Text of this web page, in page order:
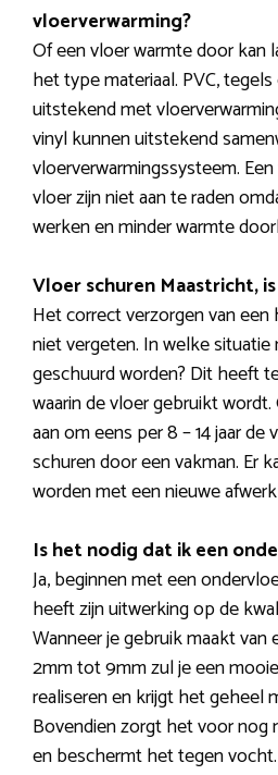
vloerverwarming?
Of een vloer warmte door kan
het type materiaal. PVC,
uitstekend met
vinyl kunnen uitstekend
vloerverwarmingssysteem.
vloer zijn niet aan te raden
werken en minder warmte
Vloer schuren Maastricht,
Het correct verzorgen van
niet vergeten. In welke
geschuurd worden? Dit heeft
waarin de vloer gebruikt
aan om eens per 8 – 14 jaar
schuren door een vakman. Er
worden met een nieuwe
Is het nodig dat ik een
Ja, beginnen met een
heeft zijn uitwerking op de
Wanneer je gebruik maakt van
2mm tot 9mm zul je een
realiseren en krijgt het geheel
Bovendien zorgt het voor nog
en beschermt het tegen vocht.